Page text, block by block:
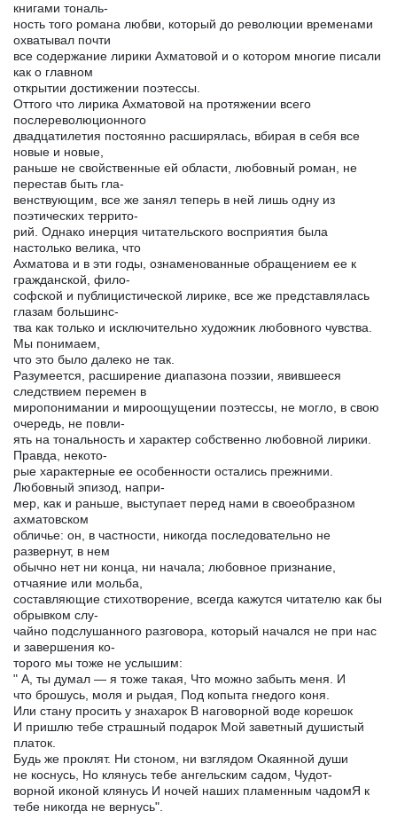
книгами тональ-
ность того романа любви, который до революции временами
охватывал почти
все содержание лирики Ахматовой и о котором многие писали
как о главном
открытии достижении поэтессы.
Оттого что лирика Ахматовой на протяжении всего
послереволюционного
двадцатилетия постоянно расширялась, вбирая в себя все
новые и новые,
раньше не свойственные ей области, любовный роман, не
перестав быть гла-
венствующим, все же занял теперь в ней лишь одну из
поэтических террито-
рий. Однако инерция читательского восприятия была
настолько велика, что
Ахматова и в эти годы, ознаменованные обращением ее к
гражданской, фило-
софской и публицистической лирике, все же представлялась
глазам большинс-
тва как только и исключительно художник любовного чувства.
Мы понимаем,
что это было далеко не так.
Разумеется, расширение диапазона поэзии, явившееся
следствием перемен в
миропонимании и мироощущении поэтессы, не могло, в свою
очередь, не повли-
ять на тональность и характер собственно любовной лирики.
Правда, некото-
рые характерные ее особенности остались прежними.
Любовный эпизод, напри-
мер, как и раньше, выступает перед нами в своеобразном
ахматовском
обличье: он, в частности, никогда последовательно не
развернут, в нем
обычно нет ни конца, ни начала; любовное признание,
отчаяние или мольба,
составляющие стихотворение, всегда кажутся читателю как бы
обрывком слу-
чайно подслушанного разговора, который начался не при нас
и завершения ко-
торого мы тоже не услышим:
" А, ты думал — я тоже такая, Что можно забыть меня. И
что брошусь, моля и рыдая, Под копыта гнедого коня.
Или стану просить у знахарок В наговорной воде корешок
И пришлю тебе страшный подарок Мой заветный душистый
платок.
Будь же проклят. Ни стоном, ни взглядом Окаянной души
не коснусь, Но клянусь тебе ангельским садом, Чудот-
ворной иконой клянусь И ночей наших пламенным чадомЯ к
тебе никогда не вернусь".